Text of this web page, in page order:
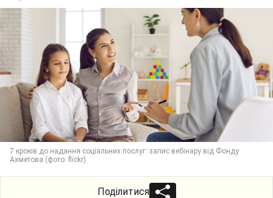
7 кроків до надання соціальних послуг: запис вебінару від Фонду
Ахметова (фото: flickr)
Поділитися